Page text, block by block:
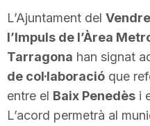
i
u
t
L’Ajuntament del
l’Impuls de l’Àrea
Tarragona han signat
de col·laboració que
entre el Baix Penedès i
L’acord permetrà al